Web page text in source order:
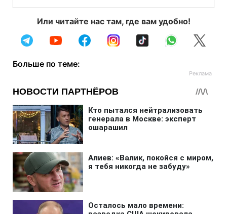
Или читайте нас там, где вам удобно!
Больше по теме: